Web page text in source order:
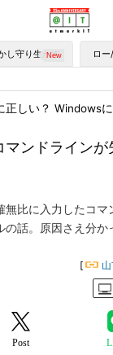
し守り生かす ロ
マンドライン
正しい？ Windows
無比に入力したコマ
の話。原因さえ分か
[
Post